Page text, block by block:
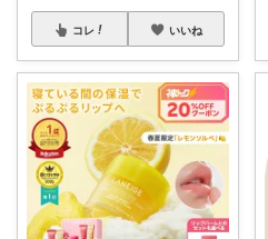
コレ いいね